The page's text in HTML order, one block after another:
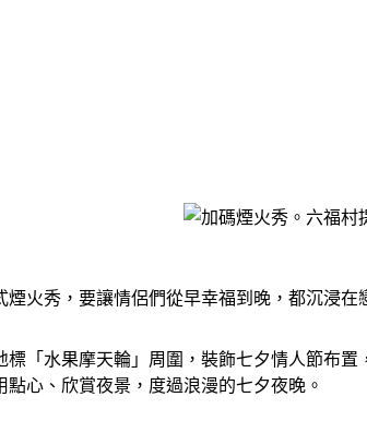
火秀，要讓情侶們從早幸福到晚，都沉浸在
「水果摩天輪」周圍，裝飾七夕情人節布
心、欣賞夜景，度過浪漫的七夕夜晚。